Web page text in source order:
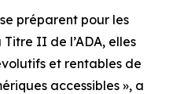
préparent pour les
II de l’ADA, elles
et rentables de
accessibles », a